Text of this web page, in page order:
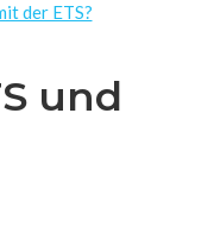
der ETS?
und